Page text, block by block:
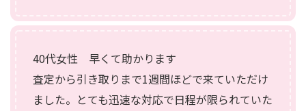
40代女性 早くて助かります
査定から引き取りまで1週間ほどで来ていただけ
ました。とても迅速な対応で日程が限られていた